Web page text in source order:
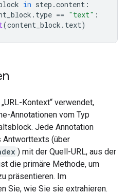
in step .content :
. type == "text" :
(content_block . text)
Kontext“ verwendet,
Annotationen vom Typ
Jede Annotation
Antworttexts (über
) mit der Quell-URL, aus der
die primäre Methode, um
präsentieren. Im
Sie, wie Sie sie extrahieren.